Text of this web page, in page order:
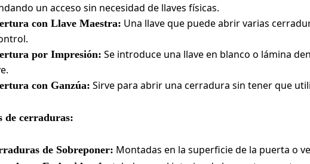
un acceso sin necesidad de llaves físicas.
con Llave Maestra: Una llave que puede abrir varias
por Impresión: Se introduce una llave en blanco o lámina
con Ganzúa: Sirve para abrir una cerradura sin tener que
de cerraduras:
de Sobreponer: Montadas en la superficie de la puerta o